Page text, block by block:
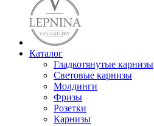
Каталог
Гладкотянутые карнизы
Световые карнизы
Молдинги
Фризы
Розетки
Карнизы